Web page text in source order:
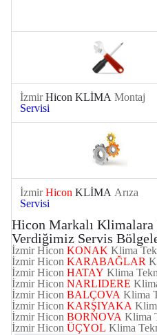
İzmirHicon KLİMA Montaj
Servisi
İzmirHicon KLİMA Arıza
Servisi
Hicon Markalı Klimalara
Verdiğimiz Servis
İzmir Hicon KONAK Klima
İzmir Hicon KARABAĞLAR
İzmir Hicon HATAY Klima
İzmir Hicon NARLIDERE
İzmirHicon BALÇOVA Klima
İzmirHicon KARŞIYAKA
İzmirHicon BORNOVA Klima
İzmirHicon ÜÇYOL Klima